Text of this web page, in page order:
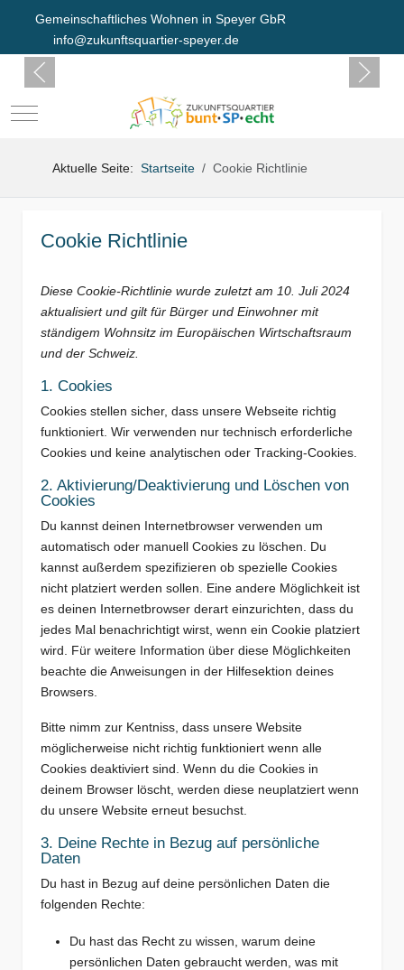
Gemeinschaftliches Wohnen in Speyer GbR
info@zukunftsquartier-speyer.de
Mobile Menu Toggle
Aktuelle Seite: Startseite Cookie Richtlinie
Cookie Richtlinie
Diese Cookie-Richtlinie wurde zuletzt am 10. Juli 2024
aktualisiert und gilt für Bürger und Einwohner mit
ständigem Wohnsitz im Europäischen Wirtschaftsraum
und der Schweiz.
1. Cookies
Cookies stellen sicher, dass unsere Webseite richtig
funktioniert. Wir verwenden nur technisch erforderliche
Cookies und keine analytischen oder Tracking-Cookies.
2. Aktivierung/Deaktivierung und Löschen von
Cookies
Du kannst deinen Internetbrowser verwenden um
automatisch oder manuell Cookies zu löschen. Du
kannst außerdem spezifizieren ob spezielle Cookies
nicht platziert werden sollen. Eine andere Möglichkeit ist
es deinen Internetbrowser derart einzurichten, dass du
jedes Mal benachrichtigt wirst, wenn ein Cookie platziert
wird. Für weitere Information über diese Möglichkeiten
beachte die Anweisungen in der Hilfesektion deines
Browsers.
Bitte nimm zur Kentniss, dass unsere Website
möglicherweise nicht richtig funktioniert wenn alle
Cookies deaktiviert sind. Wenn du die Cookies in
deinem Browser löscht, werden diese neuplatziert wenn
du unsere Website erneut besuchst.
3. Deine Rechte in Bezug auf persönliche
Daten
Du hast in Bezug auf deine persönlichen Daten die
folgenden Rechte:
Du hast das Recht zu wissen, warum deine
persönlichen Daten gebraucht werden, was mit